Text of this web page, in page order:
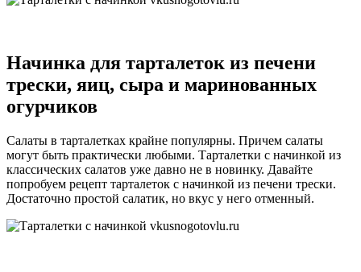
Начинка для тарталеток из печени
трески, яиц, сыра и маринованных
огурчиков
Салаты в тарталетках крайне популярны. Причем салаты
могут быть практически любыми. Тарталетки с начинкой из
классических салатов уже давно не в новинку. Давайте
попробуем рецепт тарталеток с начинкой из печени трески.
Достаточно простой салатик, но вкус у него отменный.